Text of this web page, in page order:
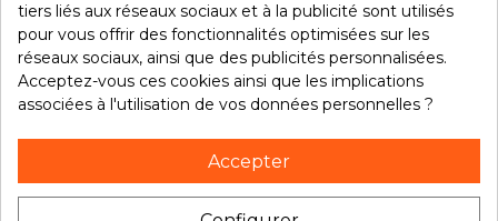
NOS PRODUITS
VOTRE COMPTE
NOTRE BROCHURE
tiers liés aux réseaux sociaux et à la publicité sont utilisés
pour vous offrir des fonctionnalités optimisées sur les
réseaux sociaux, ainsi que des publicités personnalisées.
Acceptez-vous ces cookies ainsi que les implications
associées à l'utilisation de vos données personnelles ?
Accepter